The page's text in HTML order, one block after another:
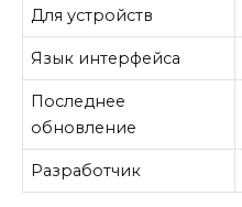
Для устройств
Язык интерфейса
Последнее
обновление
Разработчик